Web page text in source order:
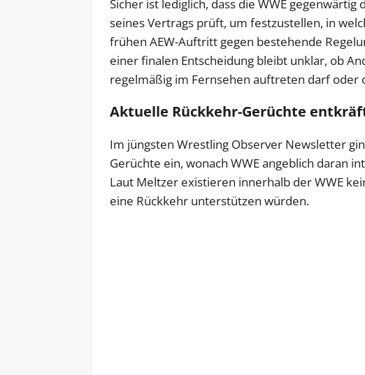
Sicher ist lediglich, dass die WWE
seines Vertrags prüft, um festzustellen, in
frühen AEW-Auftritt gegen bestehende
einer finalen Entscheidung bleibt unklar, ob
regelmäßig im Fernsehen auftreten darf
Aktuelle Rückkehr-Gerüchte
Im jüngsten Wrestling Observer Newsletter
Gerüchte ein, wonach WWE angeblich daran
Laut Meltzer existieren innerhalb der WWE
eine Rückkehr unterstützen würden.